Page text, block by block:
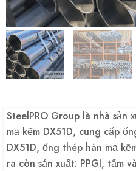
SteelPRO Group là nhà sản
mạ kẽm DX51D, cung cấp
DX51D, ống thép hàn mạ
ra còn sản xuất: PPGI, tấm